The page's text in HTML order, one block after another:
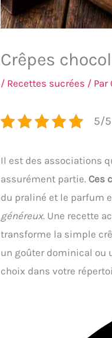
Crêpes
/ Recettes sucrées / Par
5/
Il est des associations
assurément partie. Ces
du praliné et le parfum
généreux. Une recette
transforme la simple
un goûter dominical ou
choix dans votre